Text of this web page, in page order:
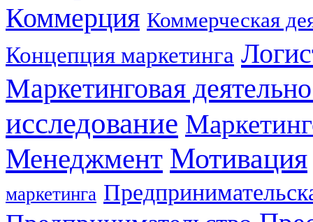
Коммерция Коммерческая
Концепция маркетинга
Маркетинговая
исследование
Менеджмент Мотивация
маркетинга